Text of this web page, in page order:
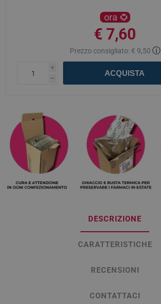
ora
€ 7,60
Prezzo consigliato: € 9,50 ⓘ
i
h
ACQUISTA
DESCRIZIONE
CARATTERISTICHE
RECENSIONI
CONTATTACI